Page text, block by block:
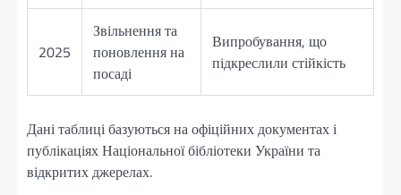
2025
Звільнення та
поновлення на
посаді
Випробування, що
підкреслили стійкість
Дані таблиці базуються на офіційних документах і
публікаціях Національної бібліотеки України та
відкритих джерелах.